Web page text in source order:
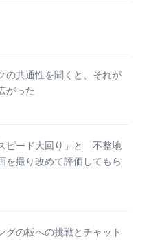
の共通性を聞くと、それが
がった
ピード大回り」と「不整地
を撮り改めて評価してもら
グの板への挑戦とチャット